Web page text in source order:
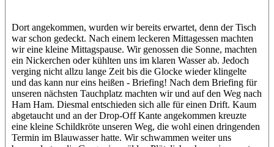
Dort angekommen, wurden wir bereits erwartet, denn der Tisch
war schon gedeckt. Nach einem leckeren Mittagessen machten
wir eine kleine Mittagspause. Wir genossen die Sonne, machten
ein Nickerchen oder kühlten uns im klaren Wasser ab. Jedoch
verging nicht allzu lange Zeit bis die Glocke wieder klingelte
und das kann nur eins heißen - Briefing! Nach dem Briefing für
unseren nächsten Tauchplatz machten wir und auf den Weg nach
Ham Ham. Diesmal entschieden sich alle für einen Drift. Kaum
abgetaucht und an der Drop-Off Kante angekommen kreuzte
eine kleine Schildkröte unseren Weg, die wohl einen dringenden
Termin im Blauwasser hatte. Wir schwammen weiter uns